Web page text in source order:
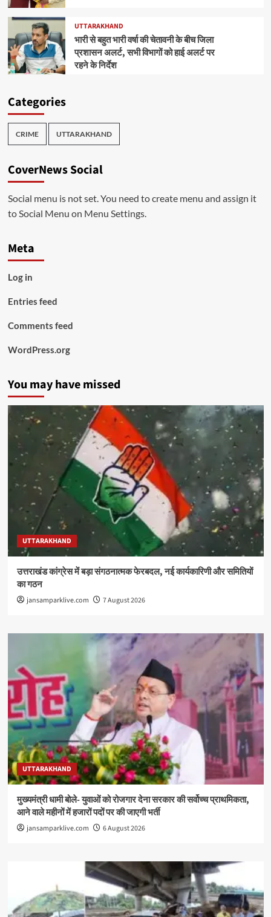
UTTARAKHAND
भारी से बहुत भारी वर्षा की चेतावनी के बीच जिला
प्रशासन अलर्ट, सभी विभागों को हाई अलर्ट पर
रहने के निर्देश
Categories
CRIME UTTARAKHAND
CoverNews Social
Social menu is not set. You need to create menu and assign it
to Social Menu on Menu Settings.
Meta
Log in
Entries feed
Comments feed
WordPress.org
You may have missed
UTTARAKHAND
उत्तराखंड कांग्रेस में बड़ा संगठनात्मक फेरबदल, नई कार्यकारिणी और समितियों
का गठन
jansamparklive.com 7 August 2026
UTTARAKHAND
मुख्यमंत्री धामी बोले- युवाओं को रोजगार देना सरकार की सर्वोच्च प्राथमिकता,
आने वाले महीनों में हजारों पदों पर की जाएगी भर्ती
jansamparklive.com 6 August 2026